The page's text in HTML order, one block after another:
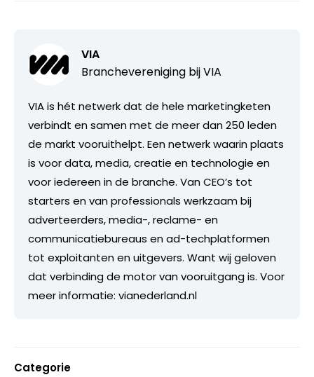
VIA
Branchevereniging bijVIA
VIA is hét netwerk dat de hele marketingketen
verbindt en samen met de meer dan 250 leden
de markt vooruithelpt. Een netwerk waarin plaats
is voor data, media, creatie en technologie en
voor iedereen in de branche. Van CEO’s tot
starters en van professionals werkzaam bij
adverteerders, media-, reclame- en
communicatiebureaus en ad-techplatformen
tot exploitanten en uitgevers. Want wij geloven
dat verbinding de motor van vooruitgang is. Voor
meer informatie: vianederland.nl
Categorie